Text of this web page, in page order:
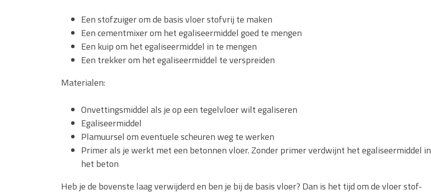
Een stofzuiger om de basis vloer stofvrij te maken
Een cementmixer om het egaliseermiddel goed te mengen
Een kuip om het egaliseermiddel in te mengen
Een trekker om het egaliseermiddel te verspreiden
Materialen:
Onvettingsmiddel als je op een tegelvloer wilt egaliseren
Egaliseermiddel
Plamuursel om eventuele scheuren weg te werken
Primer als je werkt met een betonnen vloer. Zonder primer verdwijnt het egaliseermiddel in
het beton
Heb je de bovenste laag verwijderd en ben je bij de basis vloer? Dan is het tijd om de vloer stof-